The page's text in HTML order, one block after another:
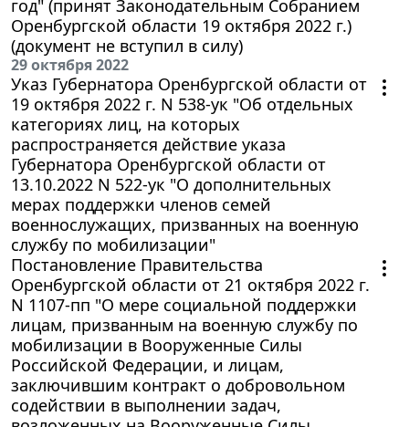
год" (принят Законодательным Собранием
Оренбургской области 19 октября 2022 г.)
(документ не вступил в силу)
29 октября 2022
Указ Губернатора Оренбургской области от
19 октября 2022 г. N 538-ук "Об отдельных
категориях лиц, на которых
распространяется действие указа
Губернатора Оренбургской области от
13.10.2022 N 522-ук "О дополнительных
мерах поддержки членов семей
военнослужащих, призванных на военную
службу по мобилизации"
Постановление Правительства
Оренбургской области от 21 октября 2022 г.
N 1107-пп "О мере социальной поддержки
лицам, призванным на военную службу по
мобилизации в Вооруженные Силы
Российской Федерации, и лицам,
заключившим контракт о добровольном
содействии в выполнении задач,